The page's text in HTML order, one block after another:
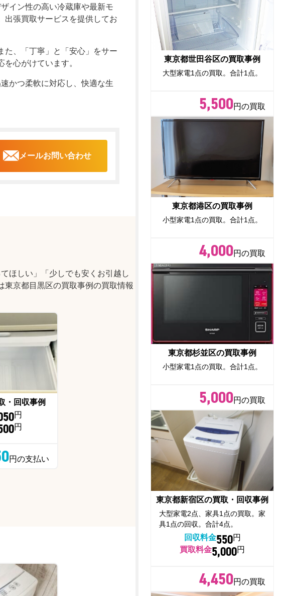
イン性の高い冷蔵庫や最新モ
出張買取サービスを提供してお
た、「丁寧」と「安心」をサー
心がけています。
かつ柔軟に対応し、快適な生
メールお問い合わせ
ほしい」「少しでも安くお引越し
東京都目黒区の買取事例の買取情報
・回収事例
円
円
円の支払い
東京都世田谷区の買取事例
大型家電1点の買取。合計1点。
5,500円の買取
東京都港区の買取事例
小型家電1点の買取。合計1点。
4,000円の買取
東京都杉並区の買取事例
小型家電1点の買取。合計1点。
5,000円の買取
東京都新宿区の買取・回収事例
大型家電2点、家具1点の買取。家
具1点の回収。合計4点。
回収料金550円
買取料金5,000円
4,450円の買取